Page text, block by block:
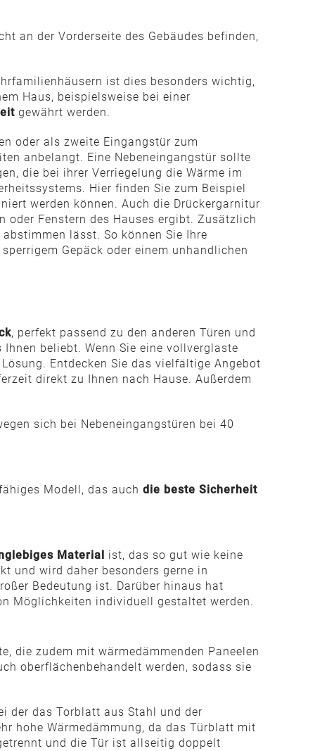
an der Vorderseite des Gebäudes befinden,
ist dies besonders wichtig,
Haus, beispielsweise bei einer
gewährt werden.
oder als zweite Eingangstür zum
anbelangt. Eine Nebeneingangstür sollte
die bei ihrer Verriegelung die Wärme im
Hier finden Sie zum Beispiel
werden können. Auch die Drückergarnitur
oder Fenstern des Hauses ergibt. Zusätzlich
lässt. So können Sie Ihre
Gepäck oder einem unhandlichen
, perfekt passend zu den anderen Türen und
beliebt. Wenn Sie eine vollverglaste
Entdecken Sie das vielfältige Angebot
direkt zu Ihnen nach Hause. Außerdem
sich bei Nebeneingangstüren bei 40
Modell, das auch die beste Sicherheit
Material ist, das so gut wie keine
und wird daher besonders gerne in
Bedeutung ist. Darüber hinaus hat
Möglichkeiten individuell gestaltet werden.
die zudem mit wärmedämmenden Paneelen
oberflächenbehandelt werden, sodass sie
der das Torblatt aus Stahl und der
hohe Wärmedämmung, da das Türblatt mit
und die Tür ist allseitig doppelt